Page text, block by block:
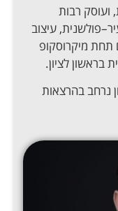
, ועוסק רבות
–פולשנית, עיצוב
תחת מיקרוסקופ
בראשון לציון.
נרחב בהרצאות